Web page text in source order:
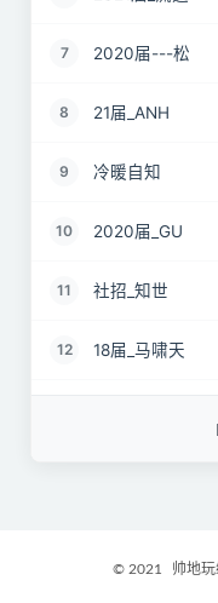
7 2020届---松
8 21届_ANH
9 冷暖自知
10 2020届_GU
11 社招_知世
12 18届_马啸天
© 2021 帅地